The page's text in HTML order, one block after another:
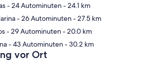
- 24 Autominuten- 24.1 km
- 26 Autominuten- 27.5 km
- 29 Autominuten- 20.0 km
- 43 Autominuten- 30.2 km
vor Ort